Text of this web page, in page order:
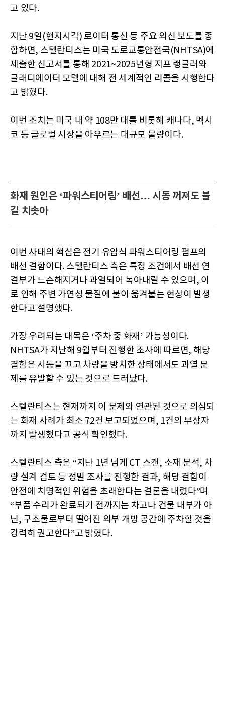
고 있다.
지난 9일(현지시각) 로이터 통신 등 주요 외신 보도를 종
합하면, 스텔란티스는 미국 도로교통안전국(NHTSA)에
제출한 신고서를 통해 2021~2025년형 지프 랭글러와
글래디에이터 모델에 대해 전 세계적인 리콜을 시행한다
고 밝혔다.
이번 조치는 미국 내 약 108만 대를 비롯해 캐나다, 멕시
코 등 글로벌 시장을 아우르는 대규모 물량이다.
화재 원인은 ‘파워스티어링’ 배선… 시동 꺼져도 불
길 치솟아
이번 사태의 핵심은 전기 유압식 파워스티어링 펌프의
배선 결함이다. 스텔란티스 측은 특정 조건에서 배선 연
결부가 느슨해지거나 과열되어 녹아내릴 수 있으며, 이
로 인해 주변 가연성 물질에 불이 옮겨붙는 현상이 발생
한다고 설명했다.
가장 우려되는 대목은 ‘주차 중 화재’ 가능성이다.
NHTSA가 지난해 9월부터 진행한 조사에 따르면, 해당
결함은 시동을 끄고 차량을 방치한 상태에서도 과열 문
제를 유발할 수 있는 것으로 드러났다.
스텔란티스는 현재까지 이 문제와 연관된 것으로 의심되
는 화재 사례가 최소 72건 보고되었으며, 1건의 부상자
까지 발생했다고 공식 확인했다.
스텔란티스 측은 “지난 1년 넘게 CT 스캔, 소재 분석, 차
량 설계 검토 등 정밀 조사를 진행한 결과, 해당 결함이
안전에 치명적인 위험을 초래한다는 결론을 내렸다”며
“부품 수리가 완료되기 전까지는 차고나 건물 내부가 아
닌, 구조물로부터 떨어진 외부 개방 공간에 주차할 것을
강력히 권고한다”고 밝혔다.